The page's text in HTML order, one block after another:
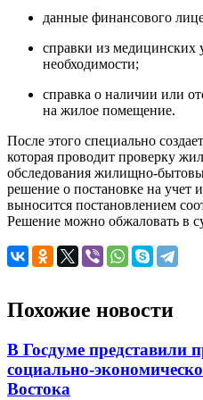
данные финансового
справки из медицинских
необходимости;
справка о наличии или
на жилое помещение.
После этого специально
которая проводит проверку
обследования жилищно-
решение о постановке на учет
выносится постановлением
Решение можно обжаловать в
Похожие новости
В Госдуме представили
социально-
Востока